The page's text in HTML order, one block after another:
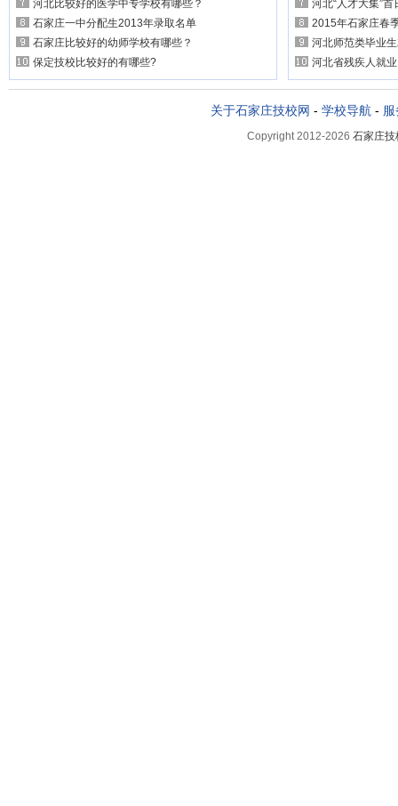
河北比较好的医学中专学校有哪些？
石家庄一中分配生2013年录取名单
石家庄比较好的幼师学校有哪些？
保定技校比较好的有哪些?
河北“人才大集”
2015年石家庄春
河北师范类毕业
河北省残疾人就
关于石家庄技校网 - 学校导航 -
Copyright 2012-2026 石家庄技